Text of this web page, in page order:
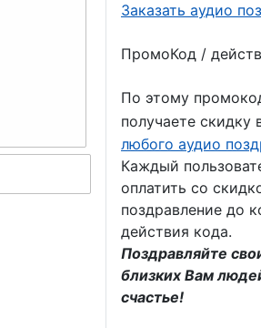
Заказать аудио
ПромоКод /
По этому
получаете скидку
любого аудио
Каждый
оплатить со
поздравление до
действия кода.
Поздравляйте
близких Вам
счастье!